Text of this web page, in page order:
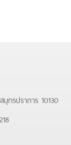
ทรปราการ 10130